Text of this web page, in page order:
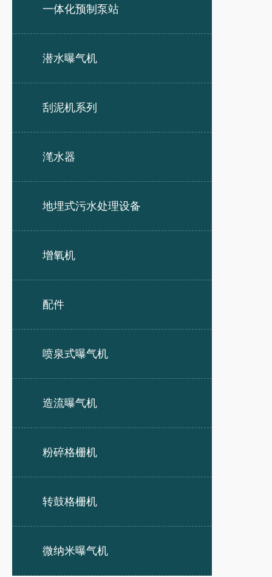
一体化预制泵站
潜水曝气机
刮泥机系列
滗水器
地埋式污水处理设备
增氧机
配件
喷泉式曝气机
造流曝气机
粉碎格栅机
转鼓格栅机
微纳米曝气机